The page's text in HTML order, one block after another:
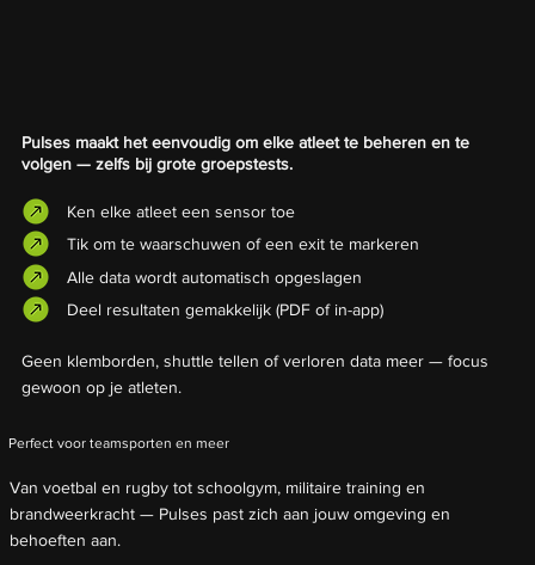
Pulses maakt het eenvoudig om elke atleet te beheren en te
volgen — zelfs bij grote groepstests.
Ken elke atleet een sensor toe
Tik om te waarschuwen of een exit te markeren
Alle data wordt automatisch opgeslagen
Deel resultaten gemakkelijk (PDF of in-app)
Geen klemborden, shuttle tellen of verloren data meer — focus
gewoon op je atleten.
Perfect voor teamsporten en meer
Van voetbal en rugby tot schoolgym, militaire training en
brandweerkracht — Pulses past zich aan jouw omgeving en
behoeften aan.